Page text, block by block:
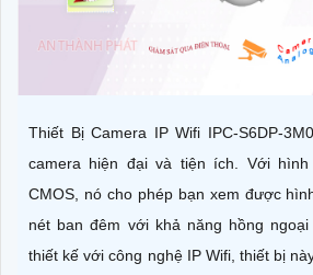
Thiết Bị Camera IP Wifi IPC-S6DP-
camera hiện đại và tiện ích. Với
CMOS, nó cho phép bạn xem được
nét ban đêm với khả năng hồng
thiết kế với công nghệ IP Wifi, thiết bị